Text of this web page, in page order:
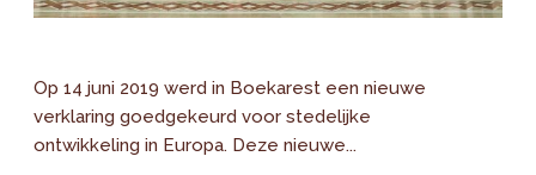
Op 14 juni 2019 werd in Boekarest een nieuwe
verklaring goedgekeurd voor stedelijke
ontwikkeling in Europa. Deze nieuwe...